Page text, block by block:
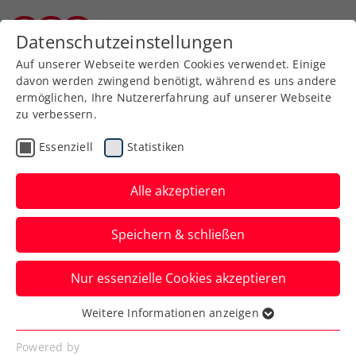
Zurück zur Newsübersicht
Turniere
Unsere nächsten zwei
Kids Trophys
Anmelden und mitspielen 💪
Verfasst von: Claudia Schlögl-Wandl, 25.07.2025
Datenschutzeinstellungen
Auf unserer Webseite werden Cookies verwendet. Einige
davon werden zwingend benötigt, während es uns andere
ermöglichen, Ihre Nutzererfahrung auf unserer Webseite
zu verbessern.
Essenziell Statistiken
Alle akzeptieren
Speichern & schließen
Nur essenzielle Cookies akzeptieren
Essenziell
Essenzielle Cookies werden für grundlegende
Weitere Informationen anzeigen
Powered by